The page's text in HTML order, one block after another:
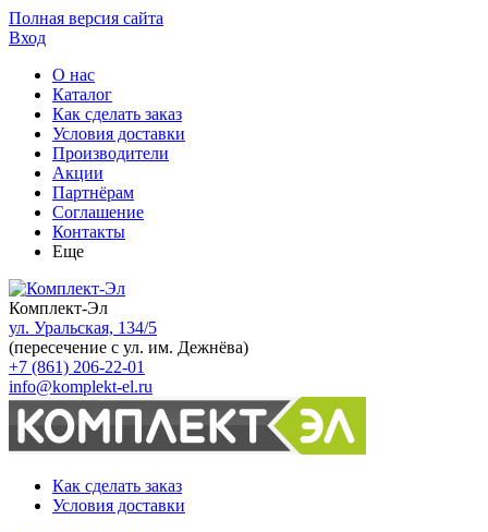
Полная версия сайта
Вход
О нас
Каталог
Как сделать заказ
Условия доставки
Производители
Акции
Партнёрам
Соглашение
Контакты
Еще
Комплект-Эл
ул. Уральская, 134/5
(пересечение с ул. им. Дежнёва)
+7 (861) 206-22-01
info@komplekt-el.ru
Как сделать заказ
Условия доставки